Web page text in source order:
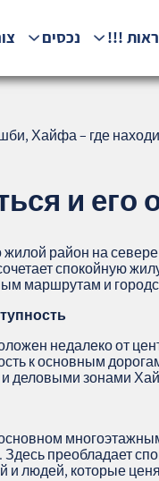
!!! נכסים
Хайфа – где
и его
район на
спокойную
маршрутам и
недалеко от
к основным
деловыми зонами
преобладает
и людей, которые